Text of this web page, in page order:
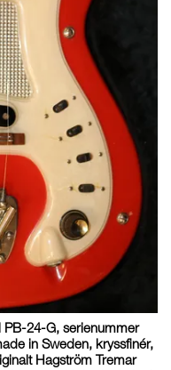
PB-24-G, serienummer
in Sweden, kryssfinér,
Hagström Tremar